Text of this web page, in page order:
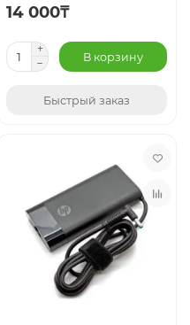
14 000₸
В корзину
Быстрый заказ